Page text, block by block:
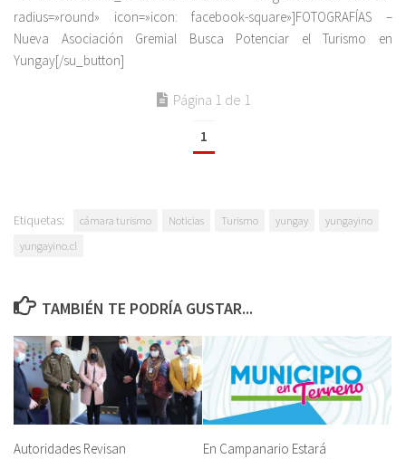
radius=»round» icon=»icon: facebook-square»]FOTOGRAFÍAS –
Nueva Asociación Gremial Busca Potenciar el Turismo en
Yungay[/su_button]
Página 1 de 1
1
Etiquetas: cámara turismo Noticias Turismo yungay
yungayino
yungayino.cl
TAMBIÉN TE PODRÍA GUSTAR...
Autoridades Revisan
En Campanario Estará